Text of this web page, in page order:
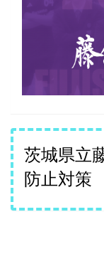
茨城県立
防止対策